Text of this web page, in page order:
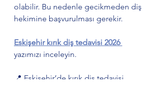
olabilir. Bu nedenle gecikmeden diş
hekimine başvurulması gerekir.
Eskişehir kırık diş tedavisi 2026
yazımızı inceleyin.
📍 Eskişehir’de kırık diş tedavisi